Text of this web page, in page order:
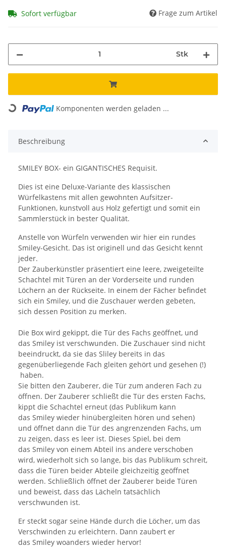
Sofort verfügbar Frage zum Artikel
Stk
Loading... Komponenten werden geladen ...
Beschreibung
SMILEY BOX- ein GIGANTISCHES Requisit.
Dies ist eine Deluxe-Variante des klassischen
Würfelkastens mit allen gewohnten Aufsitzer-
Funktionen, kunstvoll aus Holz gefertigt und somit ein
Sammlerstück in bester Qualität.
Anstelle von Würfeln verwenden wir hier ein rundes
Smiley-Gesicht. Das ist originell und das Gesicht kennt
jeder.
Der Zauberkünstler präsentiert eine leere, zweigeteilte
Schachtel mit Türen an der Vorderseite und runden
Löchern an der Rückseite. In einem der Fächer befindet
sich ein Smiley, und die Zuschauer werden gebeten,
sich dessen Position zu merken.
Die Box wird gekippt, die Tür des Fachs geöffnet, und
das Smiley ist verschwunden. Die Zuschauer sind nicht
beeindruckt, da sie das Sliley bereits in das
gegenüberliegende Fach gleiten gehört und gesehen (!)
haben.
Sie bitten den Zauberer, die Tür zum anderen Fach zu
öffnen. Der Zauberer schließt die Tür des ersten Fachs,
kippt die Schachtel erneut (das Publikum kann
das Smiley wieder hinübergleiten hören und sehen)
und öffnet dann die Tür des angrenzenden Fachs, um
zu zeigen, dass es leer ist. Dieses Spiel, bei dem
das Smiley von einem Abteil ins andere verschoben
wird, wiederholt sich so lange, bis das Publikum schreit,
dass die Türen beider Abteile gleichzeitig geöffnet
werden. Schließlich öffnet der Zauberer beide Türen
und beweist, dass das Lächeln tatsächlich
verschwunden ist.
Er steckt sogar seine Hände durch die Löcher, um das
Verschwinden zu erleichtern. Dann zaubert er
das Smiley woanders wieder hervor!